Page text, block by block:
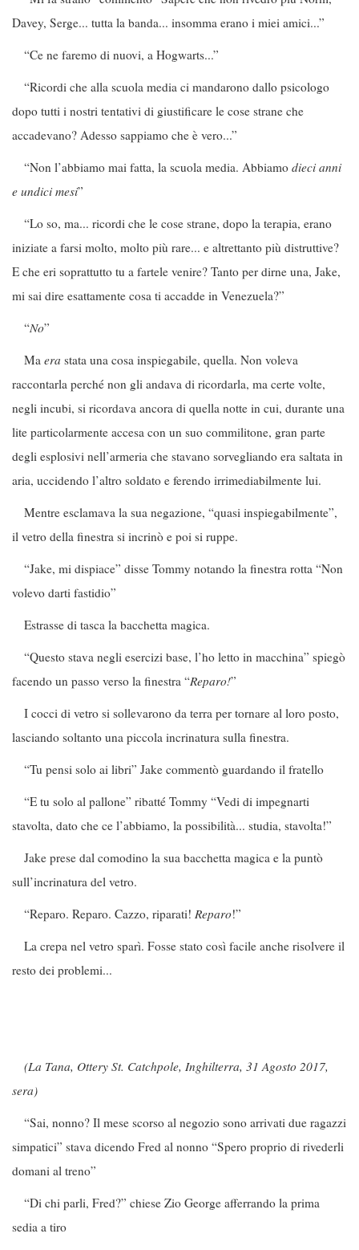
Davey, Serge... tutta la banda... insomma erano i miei amici...”
“Ce ne faremo di nuovi, a Hogwarts...”
“Ricordi che alla scuola media ci mandarono dallo psicologo
dopo tutti i nostri tentativi di giustificare le cose strane che
accadevano? Adesso sappiamo che è vero...”
“Non l’abbiamo mai fatta, la scuola media. Abbiamodieci anni
e undici mesi”
“Lo so, ma... ricordi che le cose strane, dopo la terapia, erano
iniziate a farsi molto, molto più rare... e altrettanto più distruttive?
E che eri soprattutto tu a fartele venire? Tanto per dirne una, Jake,
mi sai dire esattamente cosa ti accadde in Venezuela?”
“No”
Maera stata una cosa inspiegabile, quella. Non voleva
raccontarla perché non gli andava di ricordarla, ma certe volte,
negli incubi, si ricordava ancora di quella notte in cui, durante una
lite particolarmente accesa con un suo commilitone, gran parte
degli esplosivi nell’armeria che stavano sorvegliando era saltata in
aria, uccidendo l’altro soldato e ferendo irrimediabilmente lui.
Mentre esclamava la sua negazione, “quasi inspiegabilmente”,
il vetro della finestra si incrinò e poi si ruppe.
“Jake, mi dispiace” disse Tommy notando la finestra rotta “Non
volevo darti fastidio”
Estrasse di tasca la bacchetta magica.
“Questo stava negli esercizi base, l’ho letto in macchina” spiegò
facendo un passo verso la finestra “Reparo!”
I cocci di vetro si sollevarono da terra per tornare al loro posto,
lasciando soltanto una piccola incrinatura sulla finestra.
“Tu pensi solo ai libri” Jake commentò guardando il fratello
“E tu solo al pallone” ribatté Tommy “Vedi di impegnarti
stavolta, dato che ce l’abbiamo, la possibilità... studia, stavolta!”
Jake prese dal comodino la sua bacchetta magica e la puntò
sull’incrinatura del vetro.
“Reparo. Reparo. Cazzo, riparati!Reparo!”
La crepa nel vetro sparì. Fosse stato così facile anche risolvere il
resto dei problemi...
(La Tana, Ottery St. Catchpole, Inghilterra, 31 Agosto 2017,
sera)
“Sai, nonno? Il mese scorso al negozio sono arrivati due ragazzi
simpatici” stava dicendo Fred al nonno “Spero proprio di rivederli
domani al treno”
“Di chi parli, Fred?” chiese Zio George afferrando la prima
sedia a tiro